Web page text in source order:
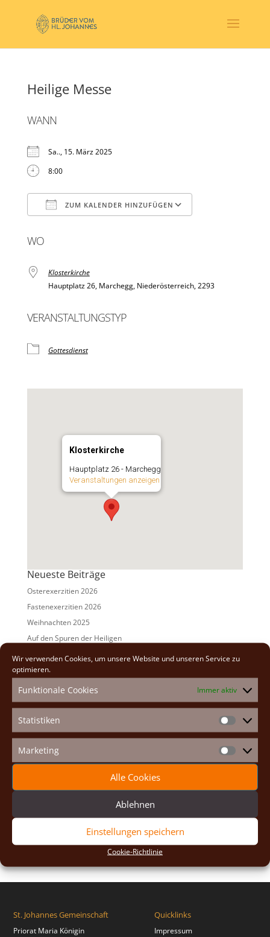
Wir verwenden Cookies, um unsere Website und unseren Service zu
optimieren.
Funktionale Cookies Immer aktiv
Statistiken
Marketing Marketing
Alle Cookies
Ablehnen
Einstellungen speichern
Cookie-Richtlinie
Heilige Messe
WANN
Sa.., 15. März 2025
8:00
ZUM KALENDER HINZUFÜGEN
WO
Klosterkirche
Hauptplatz 26, Marchegg, Niederösterreich, 2293
VERANSTALTUNGSTYP
Gottesdienst
Klosterkirche
Hauptplatz 26 - Marchegg
Veranstaltungen anzeigen
Neueste Beiträge
Osterexerzitien 2026
Fastenexerzitien 2026
Weihnachten 2025
Auf den Spuren der Heiligen
Adventexerzitien 2025
2026(2)
2025(7)
2024(5)
2023(13)
2022(9)
2020(2)
St. Johannes Gemeinschaft
Priorat Maria Königin
Quicklinks
Impressum